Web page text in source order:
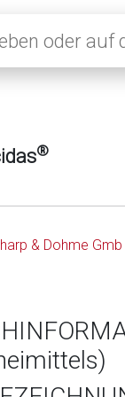
®
& Dohme Gmb